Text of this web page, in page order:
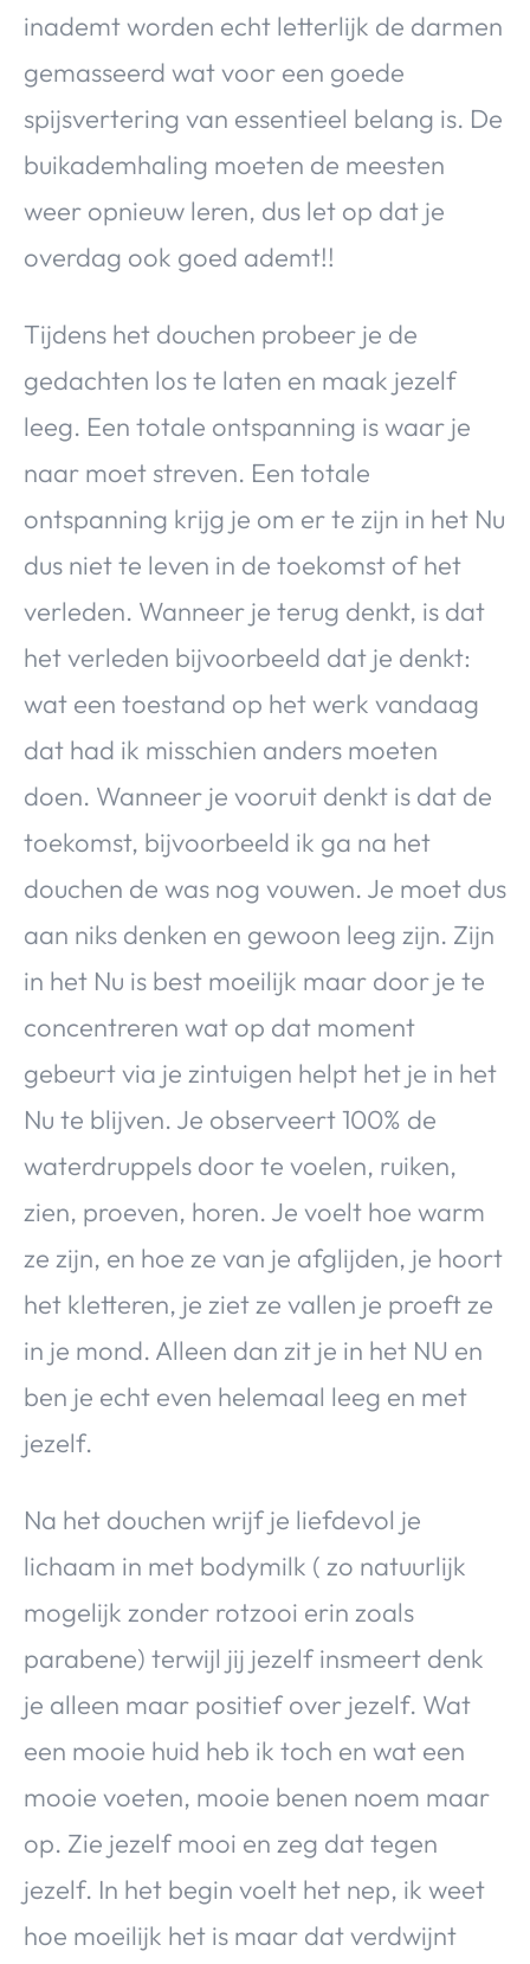
inademt worden echt letterlijk de darmen
gemasseerd wat voor een goede
spijsvertering van essentieel belang is. De
buikademhaling moeten de meesten
weer opnieuw leren, dus let op dat je
overdag ook goed ademt!!
Tijdens het douchen probeer je de
gedachten los te laten en maak jezelf
leeg. Een totale ontspanning is waar je
naar moet streven. Een totale
ontspanning krijg je om er te zijn in het Nu
dus niet te leven in de toekomst of het
verleden. Wanneer je terug denkt, is dat
het verleden bijvoorbeeld dat je denkt:
wat een toestand op het werk vandaag
dat had ik misschien anders moeten
doen. Wanneer je vooruit denkt is dat de
toekomst, bijvoorbeeld ik ga na het
douchen de was nog vouwen. Je moet dus
aan niks denken en gewoon leeg zijn. Zijn
in het Nu is best moeilijk maar door je te
concentreren wat op dat moment
gebeurt via je zintuigen helpt het je in het
Nu te blijven. Je observeert 100% de
waterdruppels door te voelen, ruiken,
zien, proeven, horen. Je voelt hoe warm
ze zijn, en hoe ze van je afglijden, je hoort
het kletteren, je ziet ze vallen je proeft ze
in je mond. Alleen dan zit je in het NU en
ben je echt even helemaal leeg en met
jezelf.
Na het douchen wrijf je liefdevol je
lichaam in met bodymilk ( zo natuurlijk
mogelijk zonder rotzooi erin zoals
parabene) terwijl jij jezelf insmeert denk
je alleen maar positief over jezelf. Wat
een mooie huid heb ik toch en wat een
mooie voeten, mooie benen noem maar
op. Zie jezelf mooi en zeg dat tegen
jezelf. In het begin voelt het nep, ik weet
hoe moeilijk het is maar dat verdwijnt